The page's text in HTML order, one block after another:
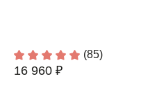
(85)
16 960 ₽